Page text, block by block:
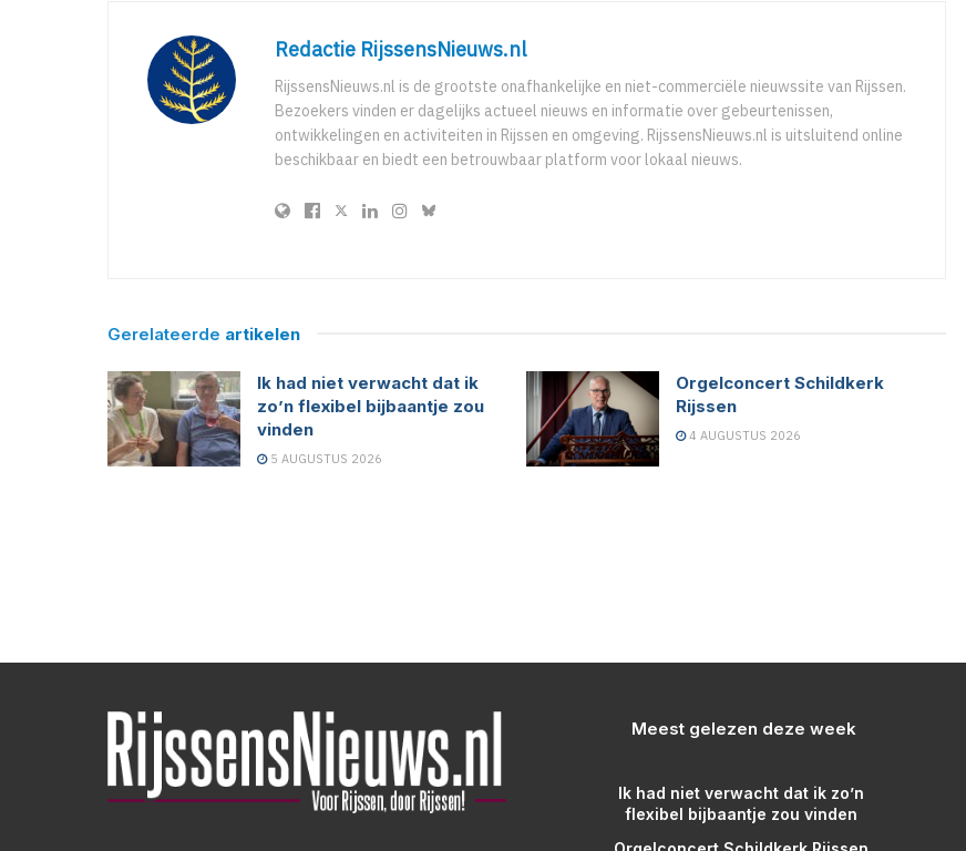
Redactie RijssensNieuws.nl
RijssensNieuws.nl is de grootste onafhankelijke en niet-commerciële nieuwssite van Rijssen.
Bezoekers vinden er dagelijks actueel nieuws en informatie over gebeurtenissen,
ontwikkelingen en activiteiten in Rijssen en omgeving. RijssensNieuws.nl is uitsluitend online
beschikbaar en biedt een betrouwbaar platform voor lokaal nieuws.
Gerelateerde artikelen
Ik had niet verwacht dat ik
zo’n flexibel bijbaantje zou
vinden
5 AUGUSTUS 2026
Orgelconcert Schildkerk
Rijssen
4 AUGUSTUS 2026
Meest gelezen deze week
Ik had niet verwacht dat ik zo’n
flexibel bijbaantje zou vinden